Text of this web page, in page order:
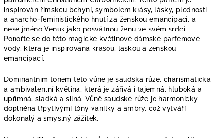
inspirován římskou bohyní, symbolem krásy, lásky, plodnosti
a anarcho-feministického hnutí za ženskou emancipaci, a
nese jméno Venus jako posvátnou ženu ve svém srdci.
Ponořte se do této magické květinové dámské parfémové
vody, která je inspirovaná krásou, láskou a ženskou
emancipací.
Dominantním tónem této vůně je saudská růže, charismatická
a ambivalentní květina, která je zářivá i tajemná, hluboká a
upřímná, sladká a silná. Vůně saudské růže je harmonicky
doplněna třpytivými tóny vanilky a ambry, což vytváří
dokonalý a smyslný zážitek.